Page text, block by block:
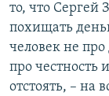
то, что Сергей
похищать
человек не
про честность
отстоять, – на